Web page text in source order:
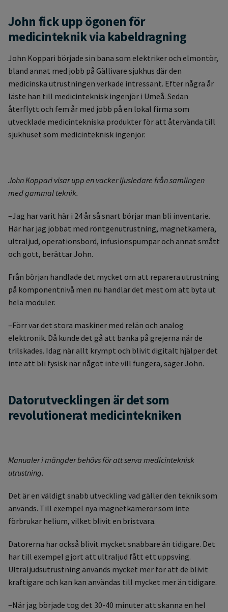
John fick upp ögonen för
medicinteknik via kabeldragning
John Koppari började sin bana som elektriker och elmontör,
bland annat med jobb på Gällivare sjukhus där den
medicinska utrustningen verkade intressant. Efter några år
läste han till medicinteknisk ingenjör i Umeå. Sedan
återflytt och fem år med jobb på en lokal firma som
utvecklade medicintekniska produkter för att återvända till
sjukhuset som medicinteknisk ingenjör.
John Koppari visar upp en vacker ljusledare från samlingen
med gammal teknik.
–Jag har varit här i 24 år så snart börjar man bli inventarie.
Här har jag jobbat med röntgenutrustning, magnetkamera,
ultraljud, operationsbord, infusionspumpar och annat smått
och gott, berättar John.
Från början handlade det mycket om att reparera utrustning
på komponentnivå men nu handlar det mest om att byta ut
hela moduler.
–Förr var det stora maskiner med relän och analog
elektronik. Då kunde det gå att banka på grejerna när de
trilskades. Idag när allt krympt och blivit digitalt hjälper det
inte att bli fysisk när något inte vill fungera, säger John.
Datorutvecklingen är det som
revolutionerat medicintekniken
Manualer i mängder behövs för att serva medicinteknisk
utrustning.
Det är en väldigt snabb utveckling vad gäller den teknik som
används. Till exempel nya magnetkameror som inte
förbrukar helium, vilket blivit en bristvara.
Datorerna har också blivit mycket snabbare än tidigare. Det
har till exempel gjort att ultraljud fått ett uppsving.
Ultraljudsutrustning används mycket mer för att de blivit
kraftigare och kan kan användas till mycket mer än tidigare.
–När jag började tog det 30-40 minuter att skanna en hel